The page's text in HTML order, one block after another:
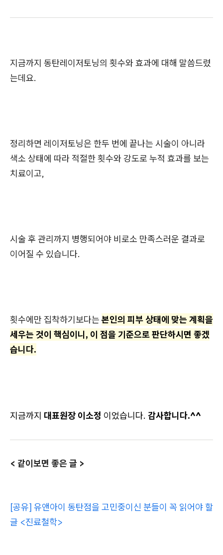
지금까지 동탄레이저토닝의 횟수와 효과에 대해 말씀드렸
는데요.
정리하면 레이저토닝은 한두 번에 끝나는 시술이 아니라
색소 상태에 따라 적절한 횟수와 강도로 누적 효과를 보는
치료이고,
시술 후 관리까지 병행되어야 비로소 만족스러운 결과로
이어질 수 있습니다.
횟수에만 집착하기보다는본인의 피부 상태에 맞는 계획을
세우는 것이 핵심이니, 이 점을 기준으로 판단하시면 좋겠
습니다.
지금까지 대표원장 이소정 이었습니다. 감사합니다.^^
< 같이보면 좋은 글 >
[공유] 유앤아이 동탄점을 고민중이신 분들이 꼭 읽어야 할
글 <진료철학>